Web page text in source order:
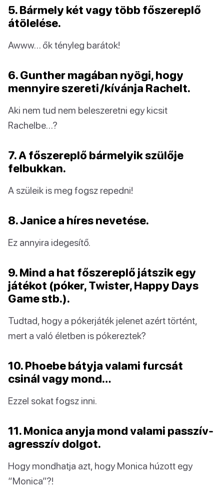
5. Bármely két vagy több főszereplő
átölelése.
Awww… ők tényleg barátok!
6. Gunther magában nyögi, hogy
mennyire szereti/kívánja Rachelt.
Aki nem tud nem beleszeretni egy kicsit
Rachelbe…?
7. A főszereplő bármelyik szülője
felbukkan.
A szüleik is meg fogsz repedni!
8. Janice a híres nevetése.
Ez annyira idegesítő.
9. Mind a hat főszereplő játszik egy
játékot (póker, Twister, Happy Days
Game stb.).
Tudtad, hogy a pókerjáték jelenet azért történt,
mert a való életben is pókereztek?
10. Phoebe bátyja valami furcsát
csinál vagy mond…
Ezzel sokat fogsz inni.
11. Monica anyja mond valami passzív-
agresszív dolgot.
Hogy mondhatja azt, hogy Monica húzott egy
“Monica”?!